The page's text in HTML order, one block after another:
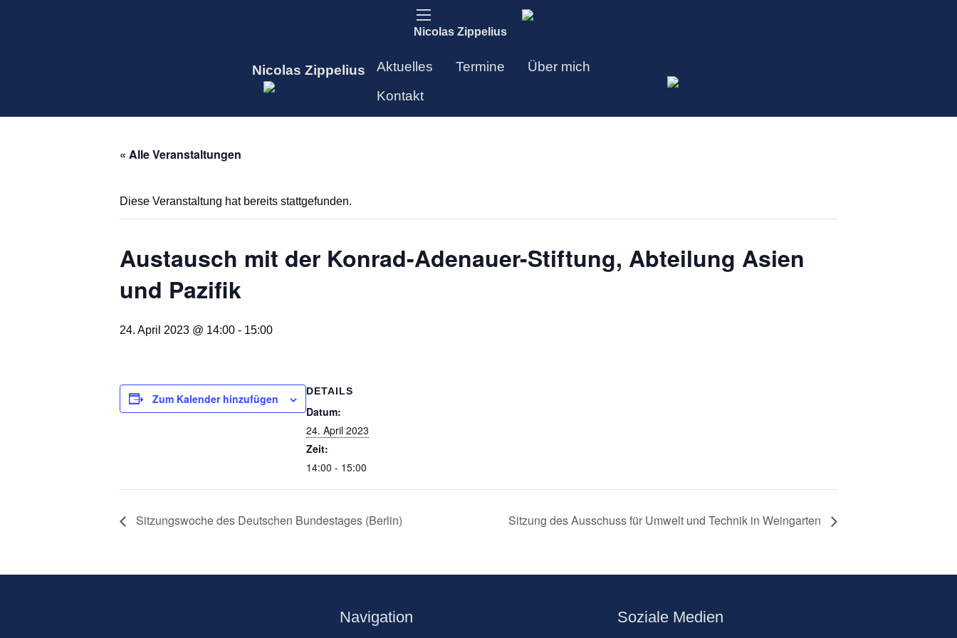
Nicolas Zippelius
Nicolas Zippelius Aktuelles Termine
Über mich
Kontakt
« Alle Veranstaltungen
Diese Veranstaltung hat bereits stattgefunden.
Austausch mit der Konrad-Adenauer-Stiftung, Abteilung Asien
und Pazifik
24. April 2023 @ 14:00 - 15:00
Zum Kalender hinzufügen
DETAILS
Datum:
24. April 2023
Zeit:
14:00 - 15:00
Sitzungswoche des Deutschen Bundestages (Berlin) Sitzung des Ausschuss für Umwelt und Technik in Weingarten
Navigation Soziale Medien